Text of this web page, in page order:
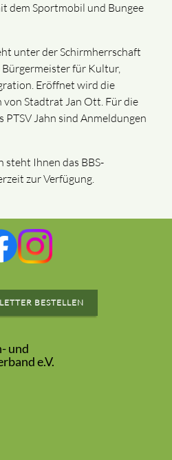
dem Sportmobil und Bungee
unter der Schirmherrschaft
für Kultur,
Eröffnet wird die
Stadtrat Jan Ott. Für die
PTSV Jahn sind Anmeldungen
Ihnen das BBS-
zur Verfügung.
BESTELLEN
und
e.V.